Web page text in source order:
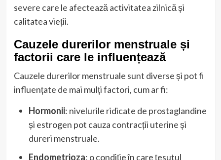
severe care le afectează activitatea zilnică și
calitatea vieții.
Cauzele durerilor menstruale și
factorii care le influențează
Cauzele durerilor menstruale sunt diverse și pot fi
influențate de mai mulți factori, cum ar fi:
Hormonii: nivelurile ridicate de prostaglandine
și estrogen pot cauza contracții uterine și
dureri menstruale.
Endometrioza: o condiție în care țesutul